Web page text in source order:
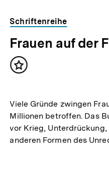
Schriftenreihe
Frauen auf der
Inhalt
Viele Gründe zwingen
Millionen betroffen. Das
vor Krieg,
anderen Formen des